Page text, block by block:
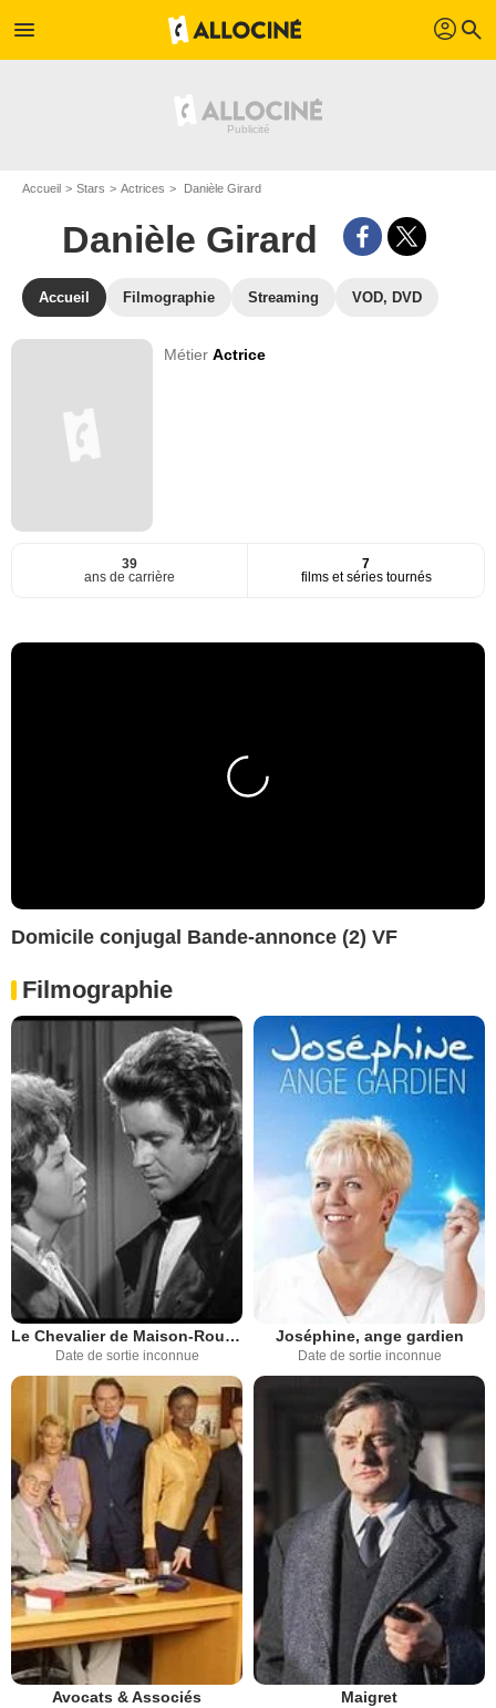
menu profil search
Accueil Stars Actrices Danièle Girard
Danièle Girard
Accueil Filmographie Streaming VOD, DVD
MétierActrice
39
ans de carrière
7
films et séries tournés
Domicile conjugal Bande-annonce (2) VF
Filmographie
Le Chevalier de Maison-Rouge
Date de sortie inconnue
Joséphine, ange gardien
Date de sortie inconnue
Avocats & Associés Maigret